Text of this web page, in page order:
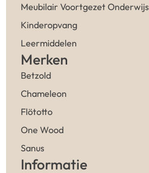
Meubilair Voortgezet Onderwijs
Kinderopvang
Leermiddelen
Merken
Betzold
Chameleon
Flötotto
One Wood
Sanus
Informatie